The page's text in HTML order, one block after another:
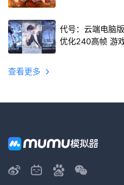
代号：云端电脑
优化240高帧 游
查看更多